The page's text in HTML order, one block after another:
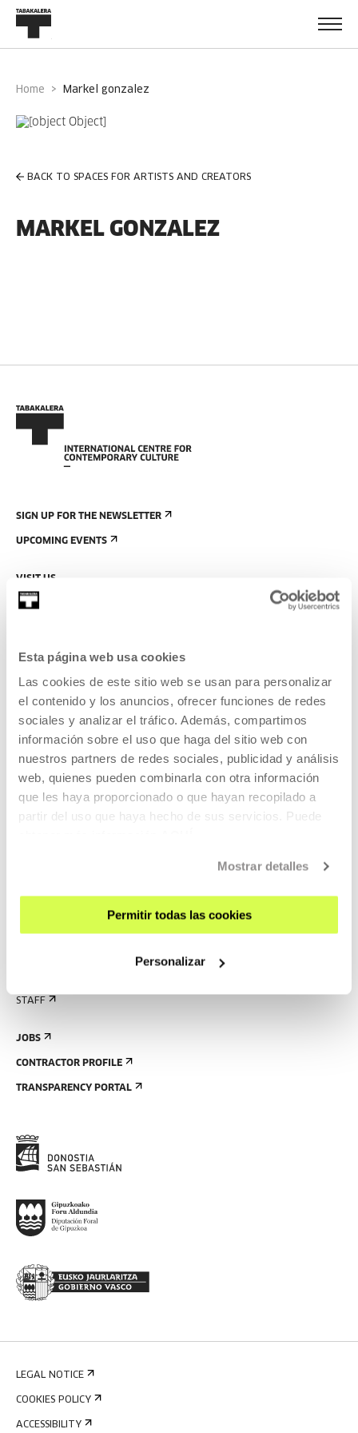
Esta página web usa cookies
Las cookies de este sitio web se usan para personalizar
el contenido y los anuncios, ofrecer funciones de redes
sociales y analizar el tráfico. Además, compartimos
información sobre el uso que haga del sitio web con
nuestros partners de redes sociales, publicidad y análisis
web, quienes pueden combinarla con otra información
que les haya proporcionado o que hayan recopilado a
partir del uso que haya hecho de sus servicios. Puede
Mostrar detalles
Permitir todas las cookies
Personalizar
Home markel gonzalez
BACK TO SPACES FOR ARTISTS AND CREATORS
MARKEL GONZALEZ
SIGN UP FOR THE NEWSLETTER
UPCOMING EVENTS
VISIT US
CONTACT AND OPENING TIMES
GUIDED TOURS
ACCOMMODATION
ACCESSIBILITY
RULES
RENTAL OF SPACES
STAFF
JOBS
CONTRACTOR PROFILE
TRANSPARENCY PORTAL
LEGAL NOTICE
COOKIES POLICY
ACCESSIBILITY